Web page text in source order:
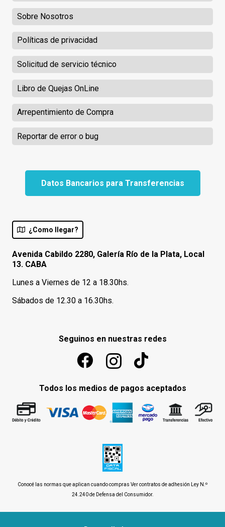
Sobre Nosotros
Políticas de privacidad
Solicitud de servicio técnico
Libro de Quejas OnLine
Arrepentimiento de Compra
Reportar de error o bug
Datos Bancarios para Transferencias
¿Como llegar?
Avenida Cabildo 2280, Galería Río de la Plata, Local
13. CABA
Lunes a Viernes de 12 a 18.30hs.
Sábados de 12.30 a 16.30hs.
Seguinos en nuestras redes
Todos los medios de pagos aceptados
Conocé las normas que aplican cuando compras Ver contratos de adhesión Ley N.º
24.240 de Defensa del Consumidor.